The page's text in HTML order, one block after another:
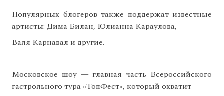
Популярных блогеров также поддержат известные
артисты: Дима Билан, Юлианна Караулова,
Валя Карнавал и другие.
Московское шоу — главная часть Всероссийского
гастрольного тура «ТопФест», который охватит